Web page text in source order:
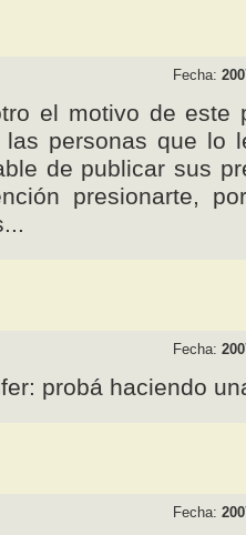
Fecha:
el motivo de este
personas que lo
de publicar sus
presionarte,
Fecha:
probá haciendo
Fecha: